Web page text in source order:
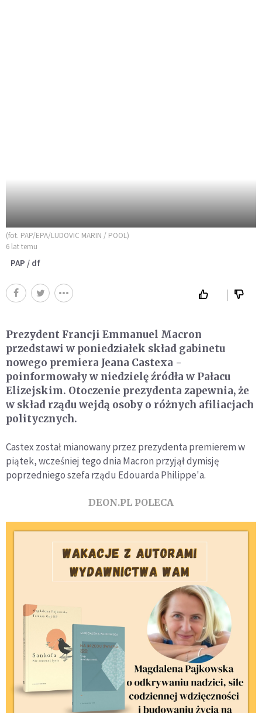
(fot. PAP/EPA/LUDOVIC MARIN / POOL)
6 lat temu
PAP / df
Prezydent Francji Emmanuel Macron
przedstawi w poniedziałek skład gabinetu
nowego premiera Jeana Castexa -
poinformowały w niedzielę źródła w Pałacu
Elizejskim. Otoczenie prezydenta zapewnia, że
w skład rządu wejdą osoby o różnych afiliacjach
politycznych.
Castex został mianowany przez prezydenta premierem w
piątek, wcześniej tego dnia Macron przyjął dymisję
poprzedniego szefa rządu Edouarda Philippe'a.
DEON.PL POLECA